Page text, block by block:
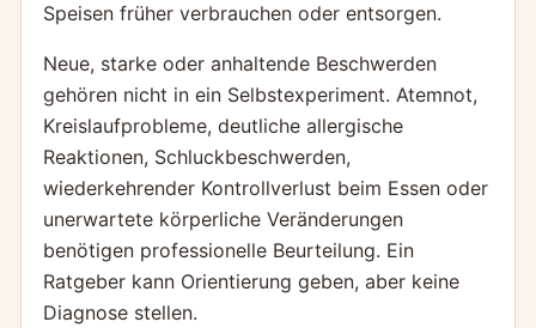
Speisen früher verbrauchen oder entsorgen.
Neue, starke oder anhaltende Beschwerden
gehören nicht in ein Selbstexperiment. Atemnot,
Kreislaufprobleme, deutliche allergische
Reaktionen, Schluckbeschwerden,
wiederkehrender Kontrollverlust beim Essen oder
unerwartete körperliche Veränderungen
benötigen professionelle Beurteilung. Ein
Ratgeber kann Orientierung geben, aber keine
Diagnose stellen.